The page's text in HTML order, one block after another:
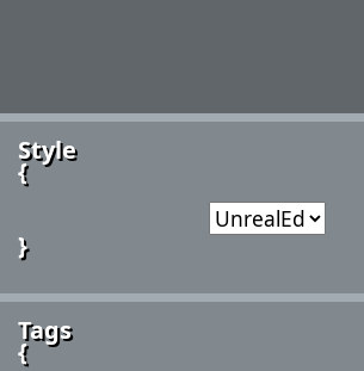
Style
{
}
Tags
{